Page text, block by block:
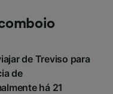
de Treviso para
de
há 21
de serviços..